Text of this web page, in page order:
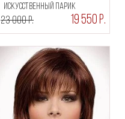
искусственный парик
23 000 Р. 19 550 Р.